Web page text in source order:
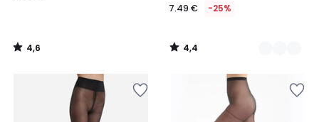
4,6
/
7.49 € -25%
4,4
/